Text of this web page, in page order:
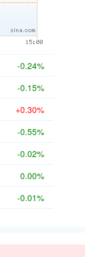
-0.24%
-0.15%
+0.30%
-0.55%
-0.02%
0.00%
-0.01%